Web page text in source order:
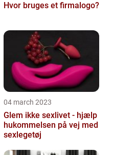
Hvor bruges et firmalogo?
04 march 2023
Glem ikke sexlivet - hjælp
hukommelsen på vej med
sexlegetøj